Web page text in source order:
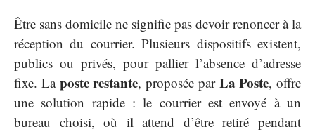
Être sans domicile ne signifie pas devoir renoncer à la
réception du courrier. Plusieurs dispositifs existent,
publics ou privés, pour pallier l’absence d’adresse
fixe. La poste restante, proposée par La Poste, offre
une solution rapide : le courrier est envoyé à un
bureau choisi, où il attend d’être retiré pendant